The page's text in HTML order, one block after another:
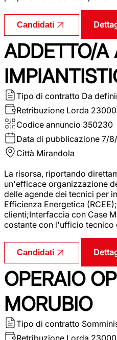
Candidati
ADDETTO/A
Tipo di contratto Da
Retribuzione Lorda
Codice annuncio 350230
Data di pubblicazione 7/
Città Mirandola
La risorsa, riportando
un'efficace organizzazione
delle agende dei tecnici per
Efficienza Energetica
clienti;Interfaccia con Case
costante con l'ufficio tecnico
Candidati
OPERAIO
MORUBIO
Tipo di contratto
Retribuzione Lorda